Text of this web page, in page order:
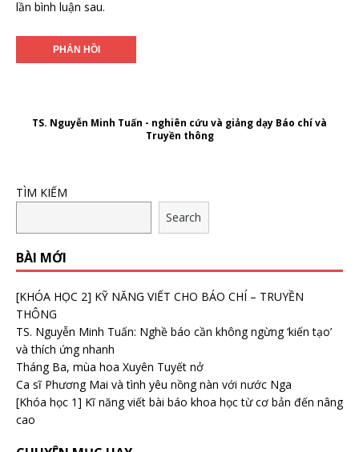
lần bình luận sau.
TS. Nguyễn Minh Tuấn - nghiên cứu và giảng dạy Báo chí và
Truyền thông
TÌM KIẾM
Search
BÀI MỚI
[KHÓA HỌC 2] KỸ NĂNG VIẾT CHO BÁO CHÍ – TRUYỀN
THÔNG
TS. Nguyễn Minh Tuấn: Nghề báo cần không ngừng ‘kiến tạo’
và thích ứng nhanh
Tháng Ba, mùa hoa Xuyên Tuyết nở
Ca sĩ Phương Mai và tình yêu nồng nàn với nước Nga
[Khóa học 1] Kĩ năng viết bài báo khoa học từ cơ bản đến nâng
cao